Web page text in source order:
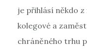
je přihlásí někdo
kolegové a
chráněného trhu